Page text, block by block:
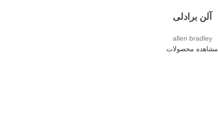
آلن برادلی
allen bradley
مشاهده محصولات